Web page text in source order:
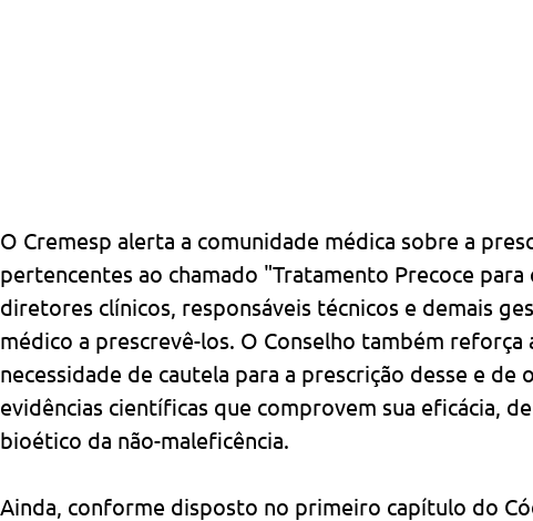
O Cremesp alerta a comunidade médica sobre a
pertencentes ao chamado "Tratamento Precoce
diretores clínicos, responsáveis técnicos e demais
médico a prescrevê-los. O Conselho também reforça
necessidade de cautela para a prescrição desse e
evidências científicas que comprovem sua eficácia,
bioético da não-maleficência.
Ainda, conforme disposto no primeiro capítulo do